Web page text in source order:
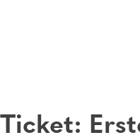
Ticket: